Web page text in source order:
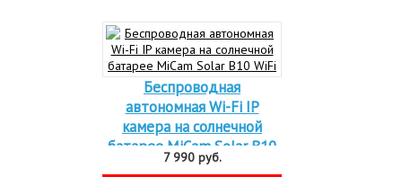
Беспроводная
автономная Wi-Fi IP
камера на солнечной
батарее MiCam Solar B10
WiFi
7 990 руб.